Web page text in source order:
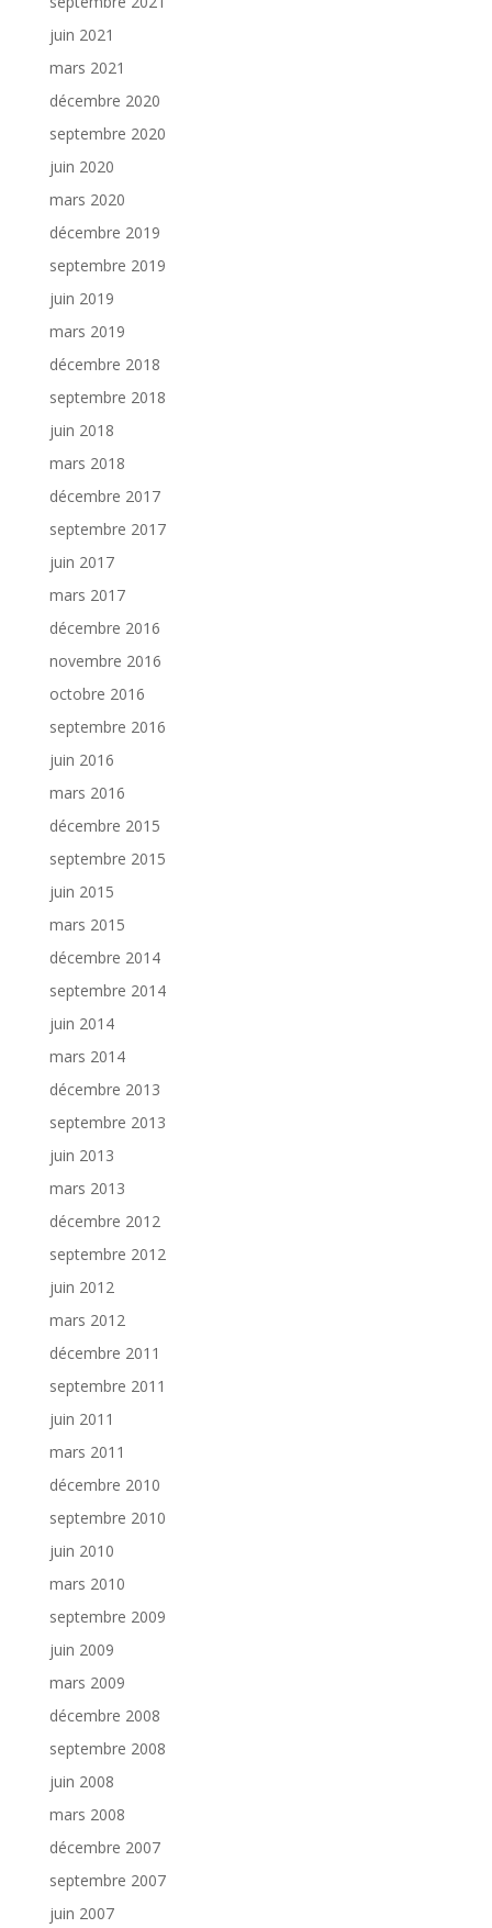
juin 2021
mars 2021
décembre 2020
septembre 2020
juin 2020
mars 2020
décembre 2019
septembre 2019
juin 2019
mars 2019
décembre 2018
septembre 2018
juin 2018
mars 2018
décembre 2017
septembre 2017
juin 2017
mars 2017
décembre 2016
novembre 2016
octobre 2016
septembre 2016
juin 2016
mars 2016
décembre 2015
septembre 2015
juin 2015
mars 2015
décembre 2014
septembre 2014
juin 2014
mars 2014
décembre 2013
septembre 2013
juin 2013
mars 2013
décembre 2012
septembre 2012
juin 2012
mars 2012
décembre 2011
septembre 2011
juin 2011
mars 2011
décembre 2010
septembre 2010
juin 2010
mars 2010
septembre 2009
juin 2009
mars 2009
décembre 2008
septembre 2008
juin 2008
mars 2008
décembre 2007
septembre 2007
juin 2007